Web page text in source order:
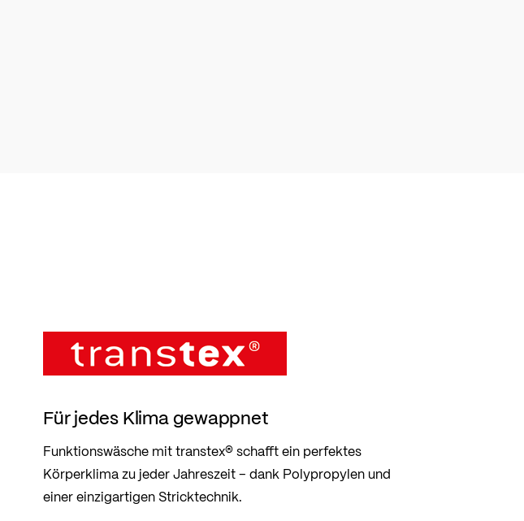
Für jedes Klima gewappnet
Funktionswäsche mit transtex® schafft ein perfektes
Körperklima zu jeder Jahreszeit – dank Polypropylen und
einer einzigartigen Stricktechnik.